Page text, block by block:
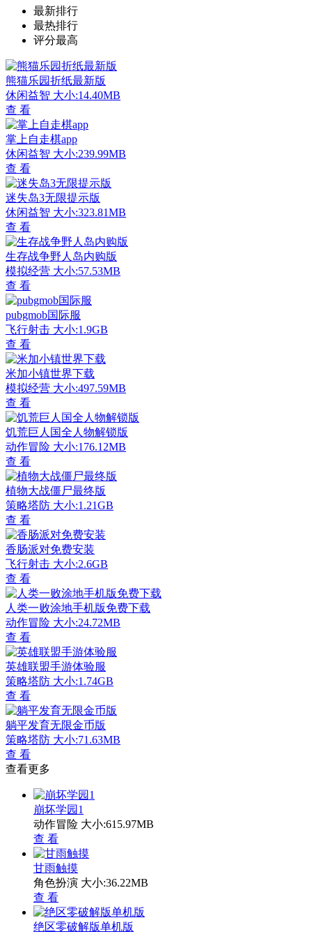
最新排行
最热排行
评分最高
熊猫乐园折纸最新版
休闲益智 大小:14.40MB
查 看
掌上自走棋app
休闲益智 大小:239.99MB
查 看
迷失岛3无限提示版
休闲益智 大小:323.81MB
查 看
生存战争野人岛内购版
模拟经营 大小:57.53MB
查 看
pubgmob国际服
飞行射击 大小:1.9GB
查 看
米加小镇世界下载
模拟经营 大小:497.59MB
查 看
饥荒巨人国全人物解锁版
动作冒险 大小:176.12MB
查 看
植物大战僵尸最终版
策略塔防 大小:1.21GB
查 看
香肠派对免费安装
飞行射击 大小:2.6GB
查 看
人类一败涂地手机版免费下载
动作冒险 大小:24.72MB
查 看
英雄联盟手游体验服
策略塔防 大小:1.74GB
查 看
躺平发育无限金币版
策略塔防 大小:71.63MB
查 看
查看更多
崩坏学园1
动作冒险 大小:615.97MB
查 看
甘雨触摸
角色扮演 大小:36.22MB
查 看
绝区零破解版单机版